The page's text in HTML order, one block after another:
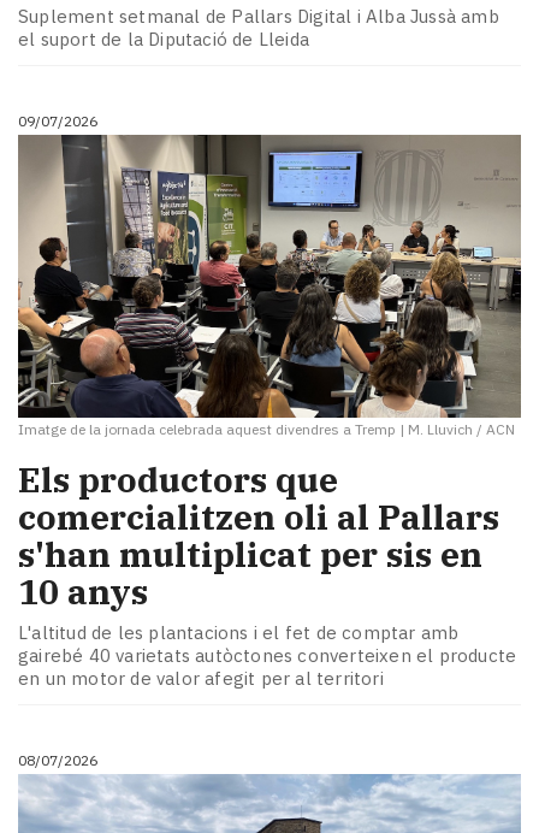
Suplement setmanal de Pallars Digital i Alba Jussà amb
el suport de la Diputació de Lleida
09/07/2026
Imatge de la jornada celebrada aquest divendres a Tremp | M. Lluvich / ACN
Els productors que
comercialitzen oli al Pallars
s'han multiplicat per sis en
10 anys
L'altitud de les plantacions i el fet de comptar amb
gairebé 40 varietats autòctones converteixen el producte
en un motor de valor afegit per al territori
08/07/2026